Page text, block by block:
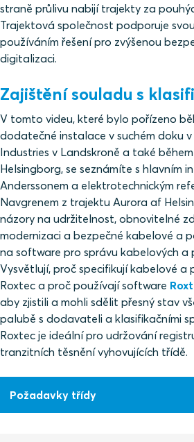
straně průlivu nabijí trajekty za
Trajektová společnost podporuje
používáním řešení pro zvýšenou
digitalizaci.
Zajištění souladu s
V tomto videu, které bylo pořízeno
dodatečné instalace v suchém doku
Industries v Landskroně a také
Helsingborg, se seznámíte s hlavním
Anderssonem a elektrotechnickým
Navgrenem z trajektu Aurora af
názory na udržitelnost, obnovitelné
modernizaci a bezpečné kabelové a
na software pro správu kabelových a
Vysvětlují, proč specifikují kabelové a
Roxtec a proč používají software
aby zjistili a mohli sdělit přesný stav
palubě s dodavateli a klasifikačními
Roxtec je ideální pro udržování
tranzitních těsnění vyhovujících třídě.
Požadavky třídy